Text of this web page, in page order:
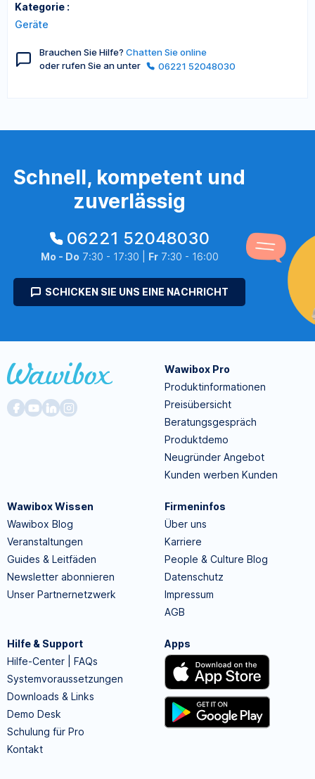
Kategorie :
Geräte
Brauchen Sie Hilfe? Chatten Sie online
oder rufen Sie an unter
06221 52048030
Schnell, kompetent und
zuverlässig
06221 52048030
Mo - Do 7:30 - 17:30 | Fr7:30 - 16:00
SCHICKEN SIE UNS EINE NACHRICHT
Wawibox Pro
Produktinformationen
Preisübersicht
Beratungsgespräch
Produktdemo
Neugründer Angebot
Kunden werben Kunden
Wawibox Wissen
Wawibox Blog
Veranstaltungen
Guides & Leitfäden
Newsletter abonnieren
Unser Partnernetzwerk
Firmeninfos
Über uns
Karriere
People & Culture Blog
Datenschutz
Impressum
AGB
Hilfe & Support
Hilfe-Center | FAQs
Systemvoraussetzungen
Downloads & Links
Demo Desk
Schulung für Pro
Kontakt
Apps